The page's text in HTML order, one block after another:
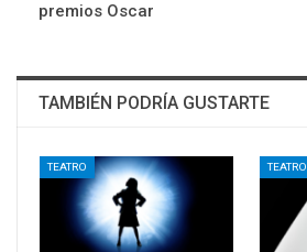
premios Oscar
TAMBIÉN PODRÍA GUSTARTE
TEATRO TEATRO